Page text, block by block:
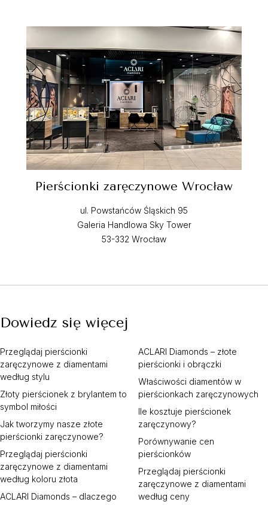
Pierścionki zaręczynowe Wrocław
ul. Powstańców Śląskich 95
Galeria Handlowa Sky Tower
53-332 Wrocław
Dowiedz się więcej
Przeglądaj pierścionki
zaręczynowe z diamentami
według stylu
Złoty pierścionek z brylantem to
symbol miłości
Jak tworzymy nasze złote
pierścionki zaręczynowe?
Przeglądaj pierścionki
zaręczynowe z diamentami
według koloru złota
ACLARI Diamonds – dlaczego
ACLARI Diamonds – złote
pierścionki i obrączki
Właściwości diamentów w
pierścionkach zaręczynowych
Ile kosztuje pierścionek
zaręczynowy?
Porównywanie cen
pierścionków
Przeglądaj pierścionki
zaręczynowe z diamentami
według ceny